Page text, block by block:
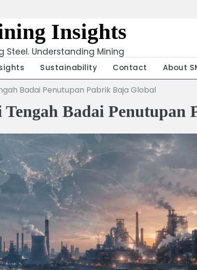
Insights
Steel. Understanding Mining
Sustainability Contact About
Badai Penutupan Pabrik Baja Global
Badai Penutupan